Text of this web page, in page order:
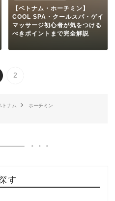
【ベトナム・ホーチミン】
COOL SPA・クールスパ・ゲイ
マッサージ初心者が気をつける
べきポイントまで完全解説
2
トナム
ホーチミン
す